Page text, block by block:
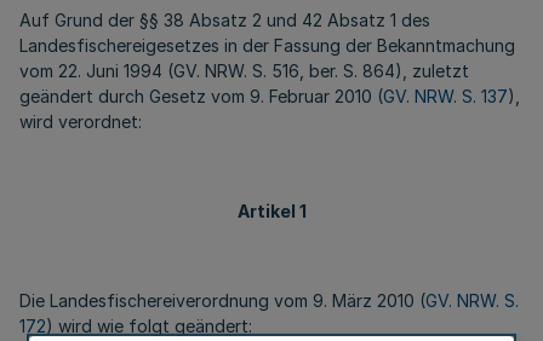
Auf Grund der §§ 38 Absatz 2 und 42 Absatz 1 des
Landesfischereigesetzes in der Fassung der Bekanntmachung
vom 22. Juni 1994 (GV. NRW. S. 516, ber. S. 864), zuletzt
geändert durch Gesetz vom 9. Februar 2010 (GV. NRW. S. 137),
wird verordnet:
Artikel 1
Die Landesfischereiverordnung vom 9. März 2010 (GV. NRW. S.
172) wird wie folgt geändert: